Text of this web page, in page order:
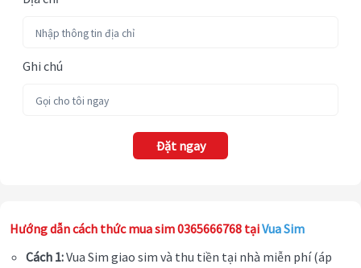
Ghi chú
Đặt ngay
Hướng dẫn cách thức mua sim 0365666768 tạiVua Sim
Cách 1:Vua Sim giao sim và thu tiền tại nhà miễn phí (áp